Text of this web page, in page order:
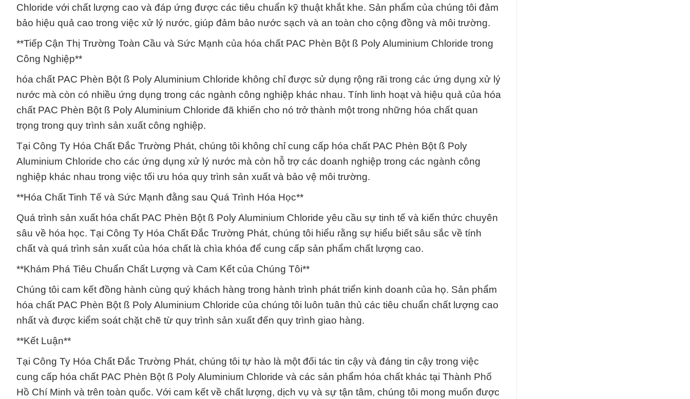
Chloride với chất lượng cao và đáp ứng được các tiêu chuẩn kỹ thuật khắt khe. Sản phẩm của chúng tôi đảm
bảo hiệu quả cao trong việc xử lý nước, giúp đảm bảo nước sạch và an toàn cho cộng đồng và môi trường.
**Tiếp Cận Thị Trường Toàn Cầu và Sức Mạnh của hóa chất PAC Phèn Bột ß Poly Aluminium Chloride trong
Công Nghiệp**
hóa chất PAC Phèn Bột ß Poly Aluminium Chloride không chỉ được sử dụng rộng rãi trong các ứng dụng xử lý
nước mà còn có nhiều ứng dụng trong các ngành công nghiệp khác nhau. Tính linh hoạt và hiệu quả của hóa
chất PAC Phèn Bột ß Poly Aluminium Chloride đã khiến cho nó trở thành một trong những hóa chất quan
trọng trong quy trình sản xuất công nghiệp.
Tại Công Ty Hóa Chất Đắc Trường Phát, chúng tôi không chỉ cung cấp hóa chất PAC Phèn Bột ß Poly
Aluminium Chloride cho các ứng dụng xử lý nước mà còn hỗ trợ các doanh nghiệp trong các ngành công
nghiệp khác nhau trong việc tối ưu hóa quy trình sản xuất và bảo vệ môi trường.
**Hóa Chất Tinh Tế và Sức Mạnh đằng sau Quá Trình Hóa Học**
Quá trình sản xuất hóa chất PAC Phèn Bột ß Poly Aluminium Chloride yêu cầu sự tinh tế và kiến thức chuyên
sâu về hóa học. Tại Công Ty Hóa Chất Đắc Trường Phát, chúng tôi hiểu rằng sự hiểu biết sâu sắc về tính
chất và quá trình sản xuất của hóa chất là chìa khóa để cung cấp sản phẩm chất lượng cao.
**Khám Phá Tiêu Chuẩn Chất Lượng và Cam Kết của Chúng Tôi**
Chúng tôi cam kết đồng hành cùng quý khách hàng trong hành trình phát triển kinh doanh của họ. Sản phẩm
hóa chất PAC Phèn Bột ß Poly Aluminium Chloride của chúng tôi luôn tuân thủ các tiêu chuẩn chất lượng cao
nhất và được kiểm soát chặt chẽ từ quy trình sản xuất đến quy trình giao hàng.
**Kết Luận**
Tại Công Ty Hóa Chất Đắc Trường Phát, chúng tôi tự hào là một đối tác tin cậy và đáng tin cậy trong việc
cung cấp hóa chất PAC Phèn Bột ß Poly Aluminium Chloride và các sản phẩm hóa chất khác tại Thành Phố
Hồ Chí Minh và trên toàn quốc. Với cam kết về chất lượng, dịch vụ và sự tận tâm, chúng tôi mong muốn được